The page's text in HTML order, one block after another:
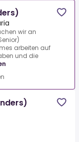
wir an
arbeiten auf
und die